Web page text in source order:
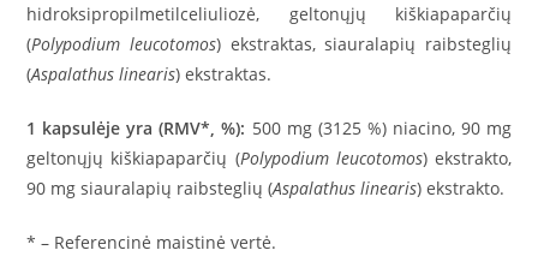
hidroksipropilmetilceliuliozė, geltonųjų kiškiapaparčių
(Polypodium leucotomos) ekstraktas, siauralapių raibsteglių
(Aspalathus linearis) ekstraktas.
1 kapsulėje yra (RMV*, %): 500 mg (3125 %) niacino, 90 mg
geltonųjų kiškiapaparčių (Polypodium leucotomos) ekstrakto,
90 mg siauralapių raibsteglių (Aspalathus linearis) ekstrakto.
* – Referencinė maistinė vertė.